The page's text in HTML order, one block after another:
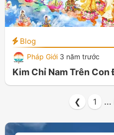
Blog
Pháp Giới 3 năm trước
Kim Chỉ Nam Trên
❮ 1 …